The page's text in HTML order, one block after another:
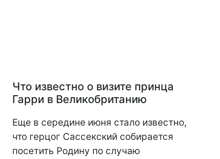
Что известно о визите принца
Гарри в Великобританию
Еще в середине июня стало известно,
что герцог Сассекский собирается
посетить Родину по случаю